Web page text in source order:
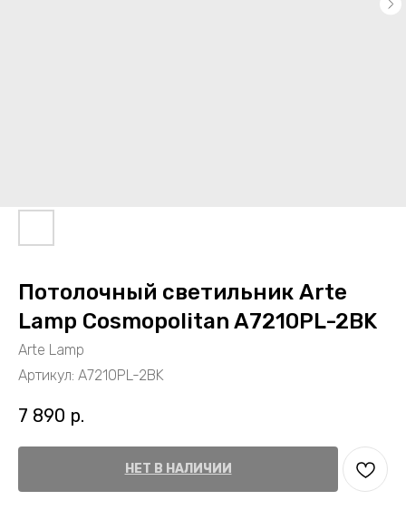
Потолочный светильник Arte
Lamp Cosmopolitan A7210PL-2BK
Arte Lamp
Артикул: A7210PL-2BK
7 890 р.
НЕТ В НАЛИЧИИ